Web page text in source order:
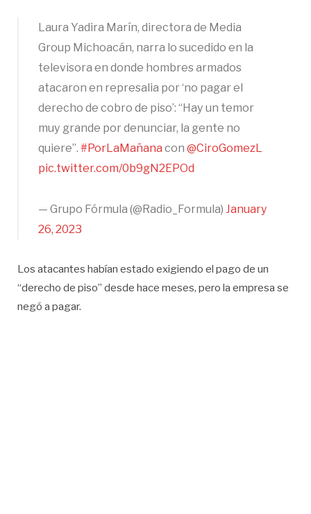
Laura Yadira Marín, directora de Media
Group Michoacán, narra lo sucedido en la
televisora en donde hombres armados
atacaron en represalia por ‘no pagar el
derecho de cobro de piso’: “Hay un temor
muy grande por denunciar, la gente no
quiere”. #PorLaMañana con @CiroGomezL
pic.twitter.com/0b9gN2EPOd
— Grupo Fórmula (@Radio_Formula) January
26, 2023
Los atacantes habían estado exigiendo el pago de un
“derecho de piso” desde hace meses, pero la empresa se
negó a pagar.